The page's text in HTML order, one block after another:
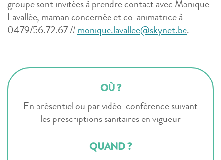
groupe sont invitées à prendre contact avec Monique
Lavallée, maman concernée et co-animatrice à
0479/56.72.67 // monique.lavallee@skynet.be.
OÙ ?
En présentiel ou par vidéo-conférence suivant
les prescriptions sanitaires en vigueur
QUAND ?